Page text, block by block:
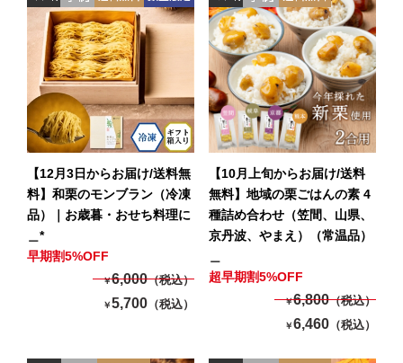
【12月3日からお届け/送料無
料】和栗のモンブラン（冷凍
品）｜お歳暮・おせち料理に
＿*
早期割5%OFF
￥6,000（税込）
￥5,700 （税込）
【10月上旬からお届け/送料
無料】地域の栗ごはんの素 4
種詰め合わせ（笠間、山県、
京丹波、やまえ）（常温品）
超早期割5%OFF
￥6,800（税込）
￥6,460 （税込）